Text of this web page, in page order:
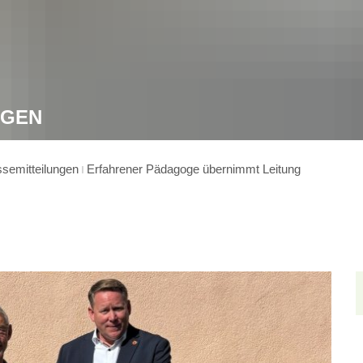
Erfahrener Pädagoge übernimmt Leitung